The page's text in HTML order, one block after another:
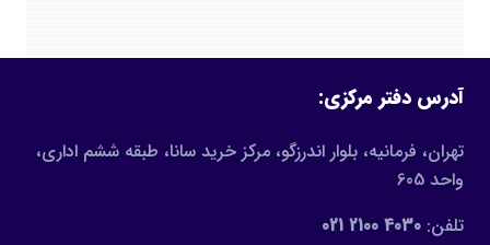
آدرس دفتر مرکزی:
تهران، فرمانیه، بلوار اندرزگو، مرکز خرید سانا، طبقه ششم اداری،
واحد 605
تلفن: 4030 2100 021